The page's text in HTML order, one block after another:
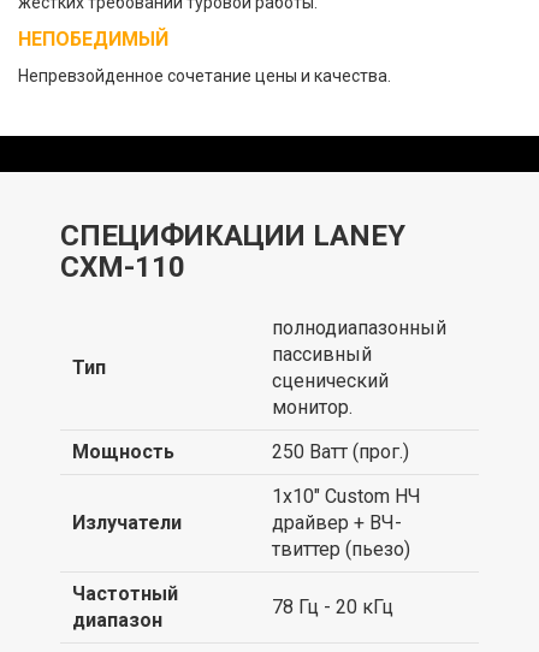
НЕПОБЕДИМЫЙ
Непревзойденное сочетание цены и качества.
СПЕЦИФИКАЦИИ LANEY
CXM-110
Тип
полнодиапазонный
пассивный
сценический
монитор.
Мощность
250 Ватт (прог.)
Излучатели
1х10" Custom НЧ
драйвер + ВЧ-
твиттер (пьезо)
Частотный
диапазон
78 Гц - 20 кГц